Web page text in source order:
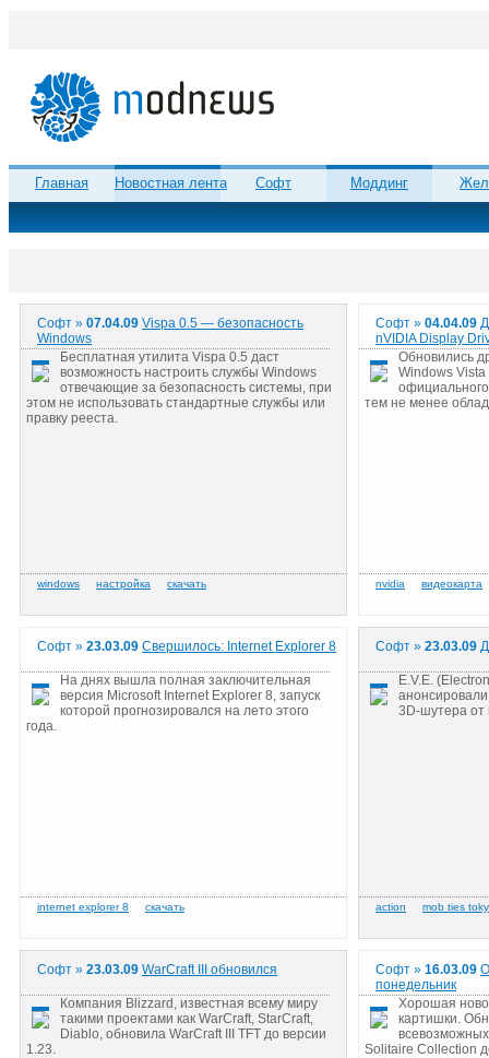
Главная Новостная лента Софт Моддинг
Софт » 07.04.09 Vispa 0.5 — безопасность
Windows
Бесплатная утилита Vispa 0.5 даст
возможность настроить службы Windows
отвечающие за безопасность системы, при
этом не использовать стандартные службы или
правку рееста.
Софт » 04.04.09
nVIDIA Display
Обновились
Windows
тем не менее
Софт » 23.03.09 Свершилось: Internet Explorer 8
На днях вышла полная заключительная
версия Microsoft Internet Explorer 8, запуск
которой прогнозировался на лето этого
года.
Софт » 23.03.09
E.V.E.
3D-шутера от
Софт » 23.03.09 WarCraft III обновился
Компания Blizzard, известная всему миру
такими проектами как WarCraft, StarCraft,
Diablo, обновила WarCraft III TFT до версии
1.23.
Софт » 16.03.09
понедельник
Хорошая
картишки.
Solitaire Collection